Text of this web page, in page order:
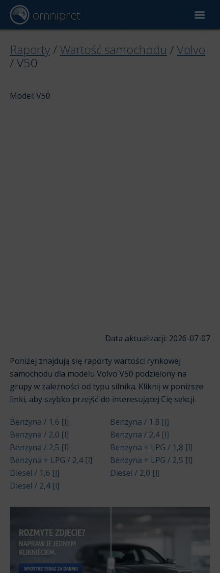
omnipret
Wycena samochodu
Raporty / Wartość samochodu /Volvo
/V50
Model: V50
Data aktualizacji: 2026-07-07
Poniżej znajdują się raporty wartości rynkowej
samochodu dla modelu Volvo V50 podzielony na
grupy w zależności od typu silnika. Kliknij w poniższe
linki, aby szybko przejść do interesującej Cię sekcji.
Benzyna / 1,6 [l]
Benzyna / 1,8 [l]
Benzyna / 2,0 [l]
Benzyna / 2,4 [l]
Benzyna / 2,5 [l]
Benzyna + LPG / 1,8 [l]
Benzyna + LPG / 2,4 [l]
Benzyna + LPG / 2,5 [l]
Diesel / 1,6 [l]
Diesel / 2,0 [l]
Diesel / 2,4 [l]